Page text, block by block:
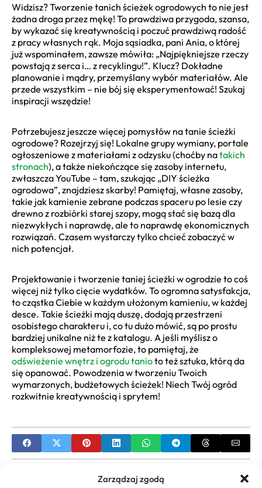
Zarządzaj zgodą
Widzisz? Tworzenie tanich ścieżek ogrodowych to nie jest
żadna droga przez mękę! To prawdziwa przygoda, szansa,
by wykazać się kreatywnością i poczuć prawdziwą radość
z pracy własnych rąk. Moja sąsiadka, pani Ania, o której
już wspominałem, zawsze mówiła: „Najpiękniejsze rzeczy
powstają z serca i… z recyklingu!”. Klucz? Dokładne
planowanie i mądry, przemyślany wybór materiałów. Ale
przede wszystkim – nie bój się eksperymentować! Szukaj
inspiracji wszędzie!
Potrzebujesz jeszcze więcej pomysłów na tanie ścieżki
ogrodowe? Rozejrzyj się! Lokalne grupy wymiany, portale
ogłoszeniowe z materiałami z odzysku (choćby natakich
stronach), a także niekończące się zasoby internetu,
zwłaszcza YouTube – tam, szukając „DIY ścieżka
ogrodowa”, znajdziesz skarby! Pamiętaj, własne zasoby,
takie jak kamienie zebrane podczas spaceru po lesie czy
drewno z rozbiórki starej szopy, mogą stać się bazą dla
niezwykłych i naprawdę, ale to naprawdę ekonomicznych
rozwiązań. Czasem wystarczy tylko chcieć zobaczyć w
nich potencjał.
Projektowanie i tworzenie taniej ścieżki w ogrodzie to coś
więcej niż tylko cięcie wydatków. To ogromna satysfakcja,
to cząstka Ciebie w każdym ułożonym kamieniu, w każdej
desce. Takie ścieżki mają duszę, dodają przestrzeni
osobistego charakteru i, co tu dużo mówić, są po prostu
bardziej unikalne niż te z katalogu. A jeśli myślisz o
kompleksowej metamorfozie, to pamiętaj, że
odświeżenie wnętrz i ogrodu tanioto też sztuka, którą da
się opanować. Powodzenia w tworzeniu Twoich
wymarzonych, budżetowych ścieżek! Niech Twój ogród
rozkwitnie kreatywnością i sprytem!